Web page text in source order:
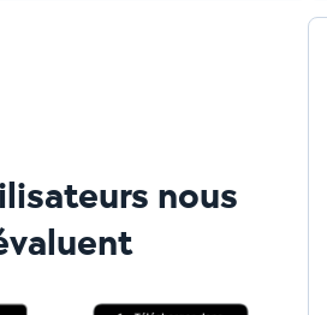
nous